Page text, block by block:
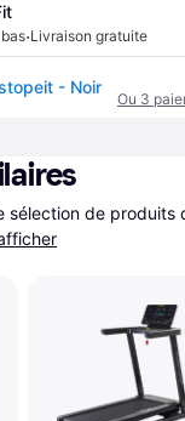
·Livraison gratuite
- Noir
Ou 3
sélection de produits